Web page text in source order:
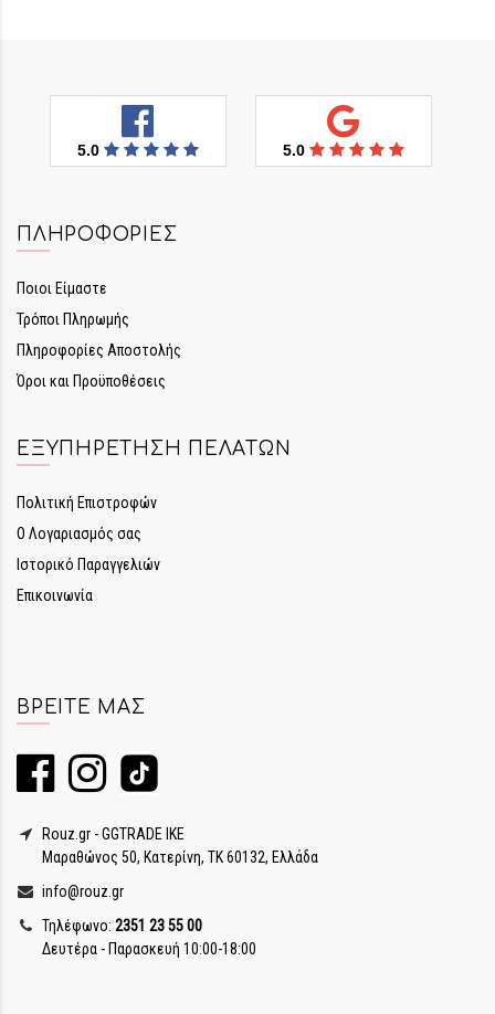
5.0 5.0
ΠΛΗΡΟΦΟΡΊΕΣ
Ποιοι Είμαστε
Τρόποι Πληρωμής
Πληροφορίες Αποστολής
Όροι και Προϋποθέσεις
ΕΞΥΠΗΡΈΤΗΣΗ ΠΕΛΑΤΏΝ
Πολιτική Επιστροφών
Ο Λογαριασμός σας
Ιστορικό Παραγγελιών
Επικοινωνία
ΒΡΕΊΤΕ ΜΑΣ
Rouz.gr - GGTRADE IKE
Μαραθώνος 50, Κατερίνη, ΤΚ 60132, Ελλάδα
info@rouz.gr
Τηλέφωνο: 2351 23 55 00
Δευτέρα - Παρασκευή 10:00-18:00